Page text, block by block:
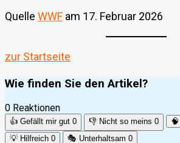
Quelle WWF am 17. Februar 2026
zur Startseite
Wie finden Sie den Artikel?
0 Reaktionen
👍 Gefällt mir gut 0 👎 Nicht so meins 0 🧠
💡 Hilfreich 0 🎭 Unterhaltsam 0